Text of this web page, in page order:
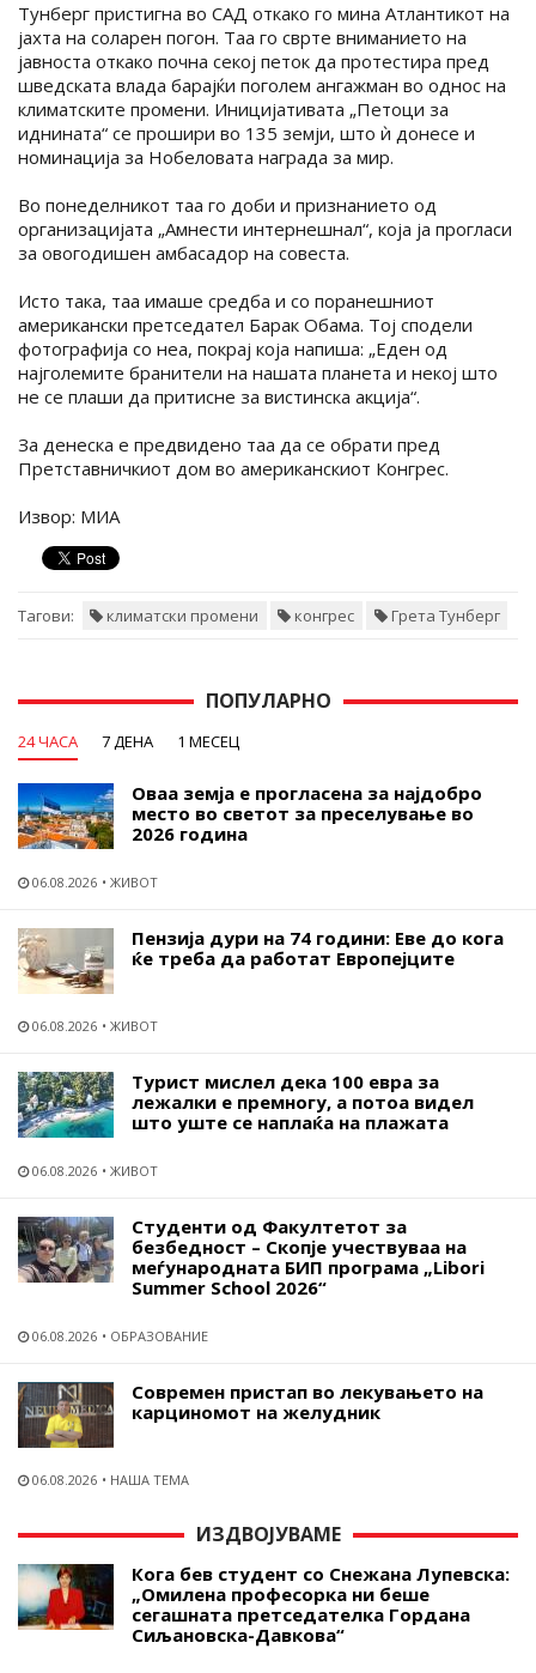
Тунберг пристигна во САД откако го мина Атлантикот на
јахта на соларен погон. Таа го сврте вниманието на
јавноста откако почна секој петок да протестира пред
шведската влада барајќи поголем ангажман во однос на
климатските промени. Иницијативата „Петоци за
иднината“ се прошири во 135 земји, што ѝ донесе и
номинација за Нобеловата награда за мир.
Во понеделникот таа го доби и признанието од
организацијата „Амнести интернешнал“, која ја прогласи
за овогодишен амбасадор на совеста.
Исто така, таа имаше средба и со поранешниот
американски претседател Барак Обама. Тој сподели
фотографија со неа, покрај која напиша: „Еден од
најголемите бранители на нашата планета и некој што
не се плаши да притисне за вистинска акција“.
За денеска е предвидено таа да се обрати пред
Претставничкиот дом во американскиот Конгрес.
Извор: МИА
Тагови: климатски промени конгрес Грета Тунберг
ПОПУЛАРНО
24 ЧАСА 7 ДЕНА 1 МЕСЕЦ
Оваа земја е прогласена за најдобро
место во светот за преселување во
2026 година
06.08.2026 ЖИВОТ
Пензија дури на 74 години: Еве до кога
ќе треба да работат Европејците
06.08.2026 ЖИВОТ
Турист мислел дека 100 евра за
лежалки е премногу, а потоа видел
што уште се наплаќа на плажата
06.08.2026 ЖИВОТ
Студенти од Факултетот за
безбедност – Скопје учествуваа на
меѓународната БИП програма „Libori
Summer School 2026“
06.08.2026 ОБРАЗОВАНИЕ
Современ пристап во лекувањето на
карциномот на желудник
06.08.2026 НАША ТЕМА
ИЗДВОЈУВАМЕ
Кога бев студент со Снежана Лупевска:
„Омилена професорка ни беше
сегашната претседателка Гордана
Сиљановска-Давкова“